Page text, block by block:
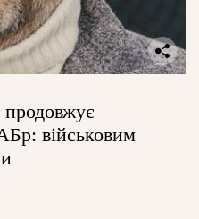
продовжує
військовим